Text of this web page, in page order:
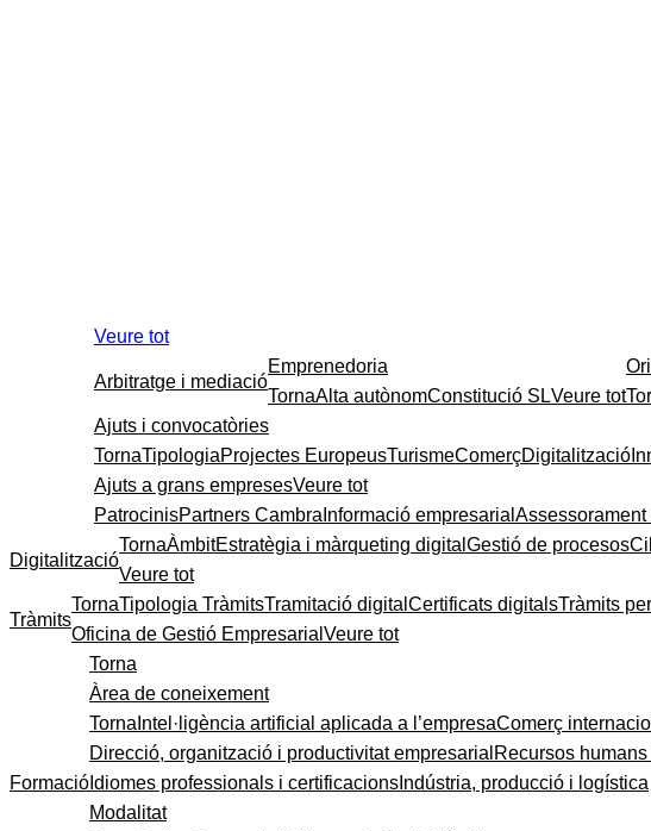
Veure tot
Arbitratge i mediació
Emprenedoria
TornaAlta autònomConstitució SLVeure tot
Ajuts i convocatòries
TornaTipologiaProjectes EuropeusTurismeComerçDigitalització
Ajuts a grans empresesVeure tot
PatrocinisPartners Cambra Informació empresarial Assessorament
Digitalització
TornaÀmbitEstratègia i màrqueting digital Gestió de procesos
Veure tot
Tràmits
TornaTipologia TràmitsTramitació digital Certificats digitalsTràmits
Oficina de Gestió Empresarial Veure tot
Formació
Torna
Àrea de coneixement
Torna Intel·ligència artificial aplicada a l’empresaComerç
Direcció, organització i productivitat empresarial Recursos
Idiomes professionals i certificacions Indústria, producció i logística
Modalitat